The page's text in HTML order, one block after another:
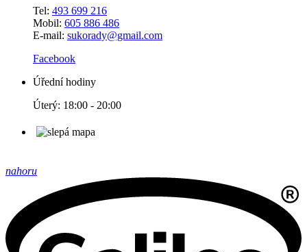
Tel: 493 699 216
Mobil: 605 886 486
E-mail: sukorady@gmail.com
Facebook
Úřední hodiny
Úterý: 18:00 - 20:00
nahoru